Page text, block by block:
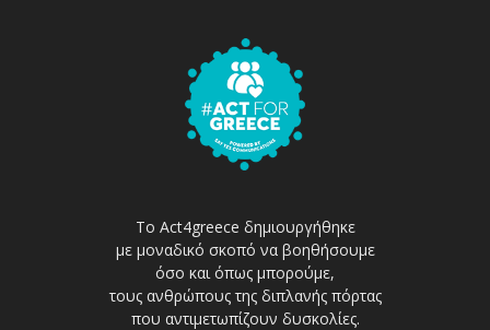
Το Act4greece δημιουργήθηκε
με μοναδικό σκοπό να βοηθήσουμε
όσο και όπως μπορούμε,
τους ανθρώπους της διπλανής πόρτας
που αντιμετωπίζουν δυσκολίες.